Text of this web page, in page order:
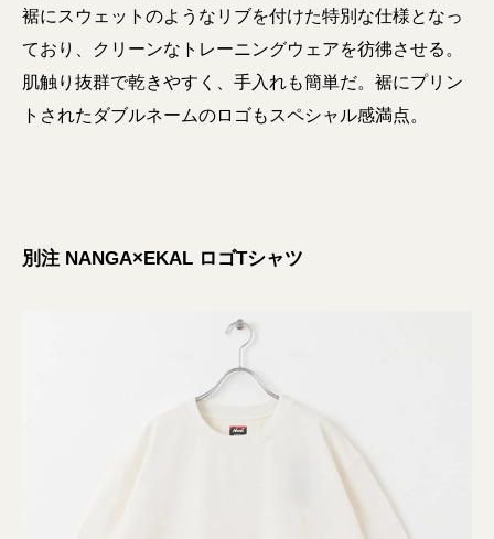
裾にスウェットのようなリブを付けた特別な仕様となっ
ており、クリーンなトレーニングウェアを彷彿させる。
肌触り抜群で乾きやすく、手入れも簡単だ。裾にプリン
トされたダブルネームのロゴもスペシャル感満点。
別注 NANGA×EKAL ロゴTシャツ